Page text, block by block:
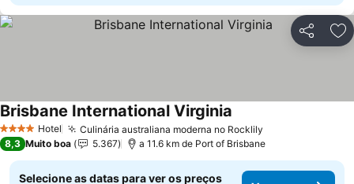
Partilhar
4 EstrelasHotel Culinária australiana moderna no Rocklily
Brisbane International Virginia
8,3 Muito boa 5.367 a 11.6 km de Port of Brisbane
Selecione as datas para ver os preços